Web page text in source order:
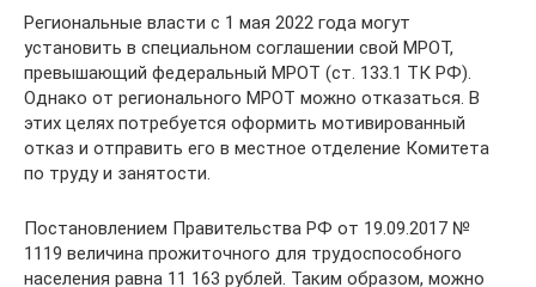
Региональные власти с 1 мая 2022 года могут
установить в специальном соглашении свой МРОТ,
превышающий федеральный МРОТ (ст. 133.1 ТК РФ).
Однако от регионального МРОТ можно отказаться. В
этих целях потребуется оформить мотивированный
отказ и отправить его в местное отделение Комитета
по труду и занятости.
Постановлением Правительства РФ от 19.09.2017 №
1119 величина прожиточного для трудоспособного
населения равна 11 163 рублей. Таким образом, можно